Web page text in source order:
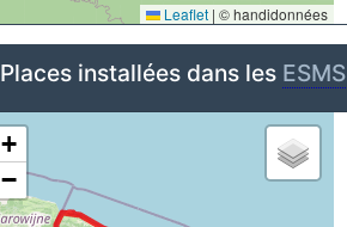
Leaflet | © handidonnées
Places installées dans les ESMS
+
−